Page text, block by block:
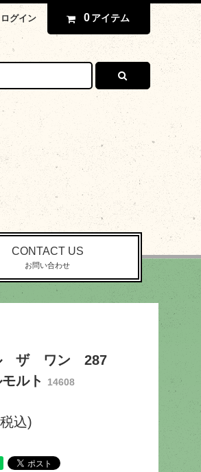
ログイン 0 アイテム
CONTACT US
お問い合わせ
ザ ワン 287
ルト
14608
込)